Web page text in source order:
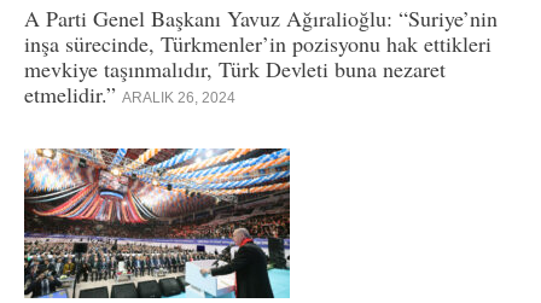
A Parti Genel Başkanı Yavuz Ağıralioğlu: “Suriye’nin
inşa sürecinde, Türkmenler’in pozisyonu hak ettikleri
mevkiye taşınmalıdır, Türk Devleti buna nezaret
etmelidir.” ARALIK 26, 2024